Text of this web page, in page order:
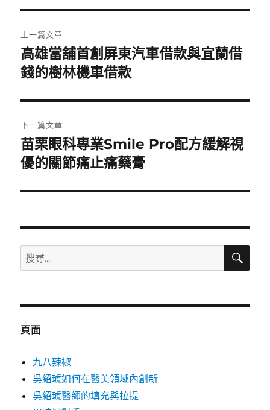
章
導
覽
上一篇文章
上
一
文
章:
高雄當舖首創屏東汽車借款與宜蘭借
錢的樹林機車借款
下一篇文章
下
一
文
苗栗眼科專業Smile Pro配方緩解視
優的關節痛止痛藥膏
搜
尋
鍵
搜
頁面
九八辣椒
吳紹琥如何在醫美領域內創新
吳紹琥醫師的填充與拉提